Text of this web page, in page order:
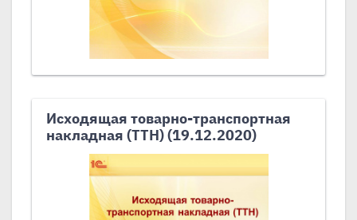
Исходящая товарно-транспортная
накладная (ТТН) (19.12.2020)